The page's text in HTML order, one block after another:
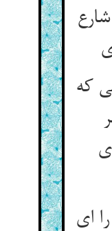
که
ای